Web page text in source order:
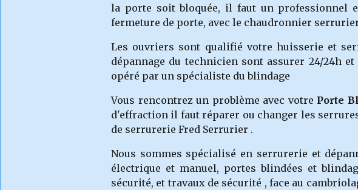
la porte soit bloquée, il faut un professionnel
fermeture de porte, avec le chaudronnier
Les ouvriers sont qualifié votre huisserie et
dépannage du technicien sont assurer 24/24h
opéré par un spécialiste du blindage
Vous rencontrez un problème avec votre Porte
d'effraction il faut réparer ou changer les serru
de serrurerie Fred Serrurier .
Nous sommes spécialisé en serrurerie et
électrique et manuel, portes blindées et
sécurité, et travaux de sécurité , face au